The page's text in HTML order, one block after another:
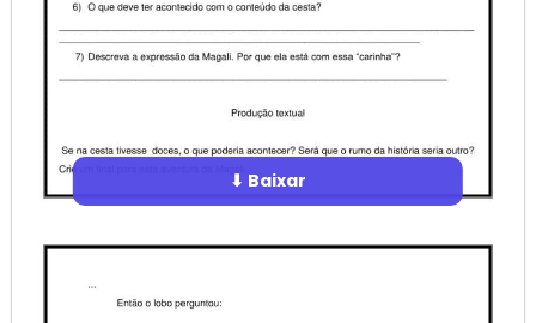
⬇ Baixar